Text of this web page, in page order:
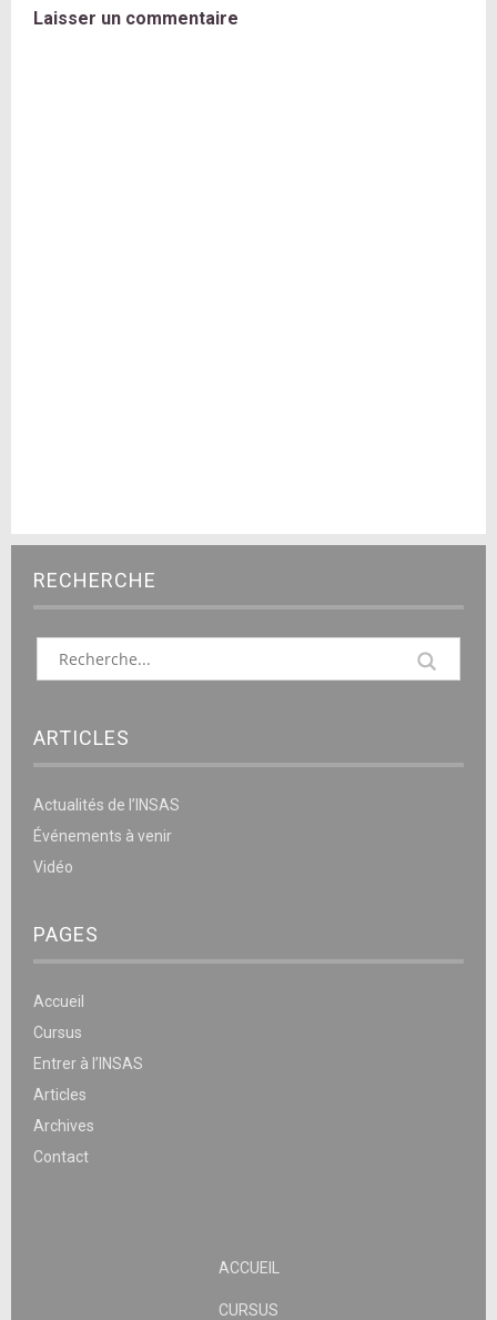
Laisser un commentaire
RECHERCHE
ARTICLES
Actualités de l’INSAS
Événements à venir
Vidéo
PAGES
Accueil
Cursus
Entrer à l’INSAS
Articles
Archives
Contact
ACCUEIL
CURSUS